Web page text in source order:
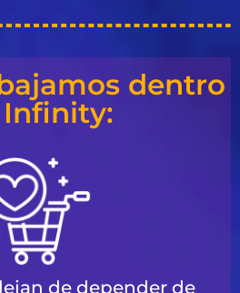
dentro
de depender de